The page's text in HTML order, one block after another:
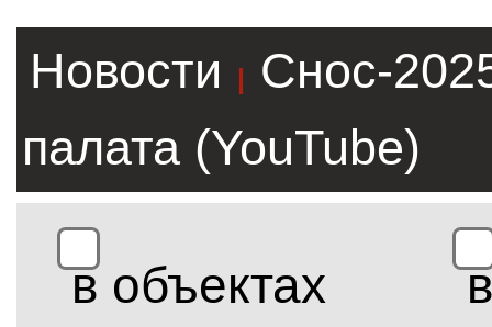
Новости |
Снос-
палата (YouTube)
в объектах
в